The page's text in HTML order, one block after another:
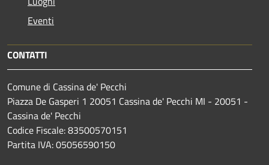
Eventi
CONTATTI
Comune di Cassina de' Pecchi
Piazza De Gasperi 1 20051 Cassina de' Pecchi MI - 20051 -
Cassina de' Pecchi
Codice Fiscale: 83500570151
Partita IVA: 05056590150